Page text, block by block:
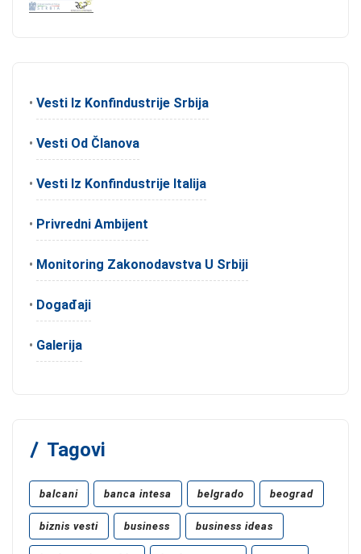
• Vesti Iz Konfindustrije Srbija
• Vesti Od Članova
• Vesti Iz Konfindustrije Italija
• Privredni Ambijent
• Monitoring Zakonodavstva U Srbiji
• Događaji
• Galerija
Tagovi
balcani banca intesa belgrado beograd
biznis vesti business business ideas